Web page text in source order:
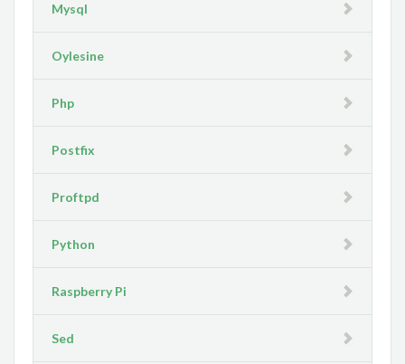
Mysql
Oylesine
Php
Postfix
Proftpd
Python
Raspberry Pi
Sed